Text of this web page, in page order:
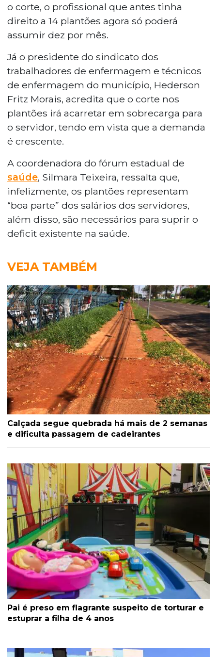
o corte, o profissional que antes tinha
direito a 14 plantões agora só poderá
assumir dez por mês.
Já o presidente do sindicato dos
trabalhadores de enfermagem e técnicos
de enfermagem do município, Hederson
Fritz Morais, acredita que o corte nos
plantões irá acarretar em sobrecarga para
o servidor, tendo em vista que a demanda
é crescente.
A coordenadora do fórum estadual de
saúde, Silmara Teixeira, ressalta que,
infelizmente, os plantões representam
“boa parte” dos salários dos servidores,
além disso, são necessários para suprir o
deficit existente na saúde.
VEJA TAMBÉM
Calçada segue quebrada há mais de 2 semanas
e dificulta passagem de cadeirantes
Pai é preso em flagrante suspeito de torturar e
estuprar a filha de 4 anos